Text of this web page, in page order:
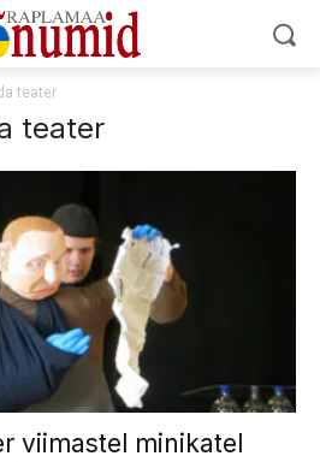
teater
teater
viimastel minikatel